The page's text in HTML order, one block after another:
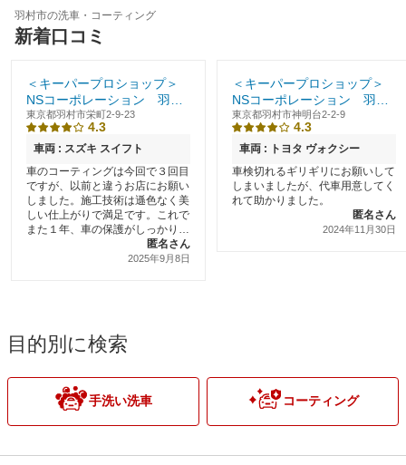
羽村市の洗車・コーティング
新着口コミ
＜キーパープロショップ＞
NSコーポレーション 羽村
ニュータウン店
東京都羽村市栄町2-9-23
4.3
車両 : スズキ スイフト
車のコーティングは今回で３回目
ですが、以前と違うお店にお願い
しました。施工技術は遜色なく美
しい仕上がりで満足です。これで
また１年、車の保護がしっかりで
きて長持ちしそうです。ありがと
うございました。ただ
匿名さん
2025年9月8日
＜キーパープロショップ＞
NSコーポレーション 羽村
店
東京都羽村市神明台2-2-9
4.3
車両 : トヨタ ヴォクシー
車検切れるギリギリにお願いして
しまいましたが、代車用意してく
れて助かりました。
匿名さん
2024年11月30日
目的別に検索
手洗い洗車 コーティング